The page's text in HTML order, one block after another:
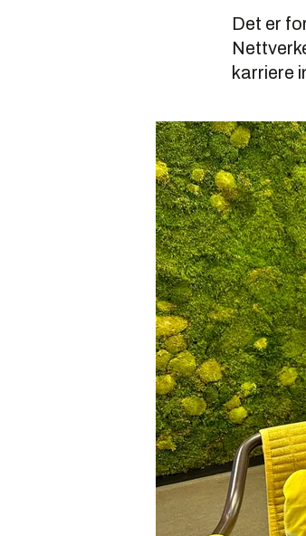
Det er
karriere